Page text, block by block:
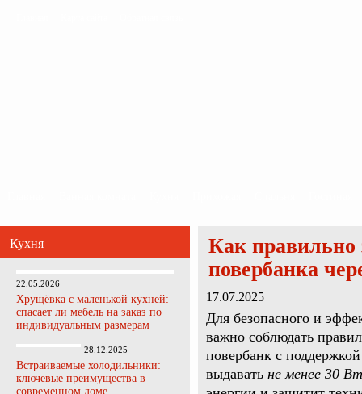
Кухня
22.05.2026
Хрущёвка с маленькой кухней:
спасает ли мебель на заказ по
индивидуальным размерам
28.12.2025
Встраиваемые холодильники:
ключевые преимущества в
современном доме
Как правильно
повербанка
17.07.2025
Для безопасного и
важно соблюдать
повербанк с
выдавать не менее 30 Вт